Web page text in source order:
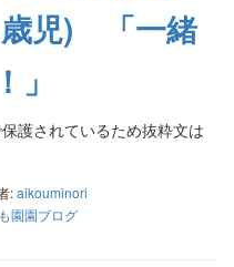
児) 「一緒
護されているため抜粋文は
:aikouminori
園園ブログ